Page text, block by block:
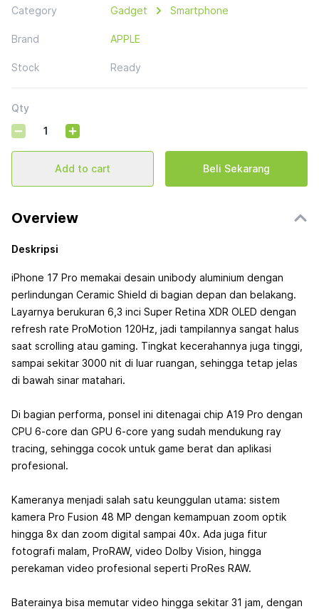
Category Gadget Smartphone
Brand APPLE
Stock Ready
Qty
Add to cart Beli Sekarang
Overview
Deskripsi
iPhone 17 Pro memakai desain unibody aluminium dengan
perlindungan Ceramic Shield di bagian depan dan belakang.
Layarnya berukuran 6,3 inci Super Retina XDR OLED dengan
refresh rate ProMotion 120Hz, jadi tampilannya sangat halus
saat scrolling atau gaming. Tingkat kecerahannya juga tinggi,
sampai sekitar 3000 nit di luar ruangan, sehingga tetap jelas
di bawah sinar matahari.
Di bagian performa, ponsel ini ditenagai chip A19 Pro dengan
CPU 6-core dan GPU 6-core yang sudah mendukung ray
tracing, sehingga cocok untuk game berat dan aplikasi
profesional.
Kameranya menjadi salah satu keunggulan utama: sistem
kamera Pro Fusion 48 MP dengan kemampuan zoom optik
hingga 8x dan zoom digital sampai 40x. Ada juga fitur
fotografi malam, ProRAW, video Dolby Vision, hingga
perekaman video profesional seperti ProRes RAW.
Baterainya bisa memutar video hingga sekitar 31 jam, dengan